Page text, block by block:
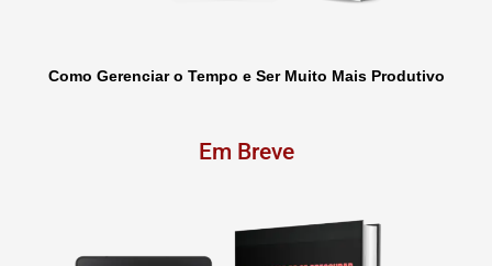
Como Gerenciar o Tempo e Ser Muito Mais Produtivo
Em Breve